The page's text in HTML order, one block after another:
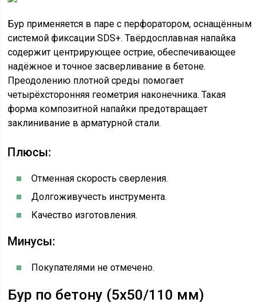
Бур применяется в паре с перфоратором, оснащённым
системой фиксации SDS+. Твёрдосплавная напайка
содержит центрирующее острие, обеспечивающее
надёжное и точное засверливание в бетоне.
Преодолению плотной среды помогает
четырёхсторонняя геометрия наконечника. Такая
форма композитной напайки предотвращает
заклинивание в арматурной стали.
Плюсы:
Отменная скорость сверления.
Долгоживучесть инструмента.
Качество изготовления.
Минусы:
Покупателями не отмечено.
Бур по бетону (5х50/110 мм)